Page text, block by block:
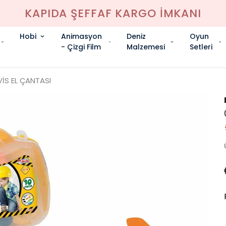
KAPIDA ŞEFFAF KARGO İMKANI
Hobi
Animasyon
- Çizgi Film
Deniz
Malzemesi
Oyun
Setleri
EL ÇANTASI